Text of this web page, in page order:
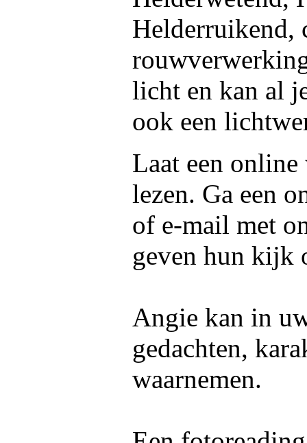
Helderruikend,
licht en kan al
ook een
Laat een
lezen. Ga een
of e-mail met
geven hun kijk
Angie kan in
gedachten,
waarnemen.